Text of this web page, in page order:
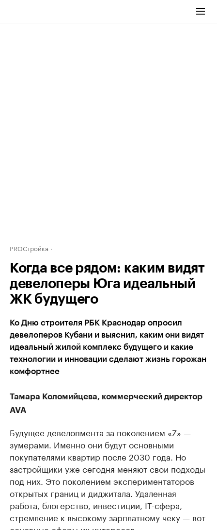
PROСтройка
Когда все рядом: каким видят
девелоперы Юга идеальный
ЖК будущего
Ко Дню строителя РБК Краснодар опросил
девелоперов Кубани и выяснил, каким они видят
идеальный жилой комплекс будущего и какие
технологии и инновации сделают жизнь горожан
комфортнее
Тамара Коломийцева, коммерческий директор
AVA
Будущее девелопмента за поколением «Z» —
зумерами. Именно они будут основными
покупателями квартир после 2030 года. Но
застройщики уже сегодня меняют свои подходы
под них. Это поколением экспериментаторов
открытых границ и диджитала. Удаленная
работа, блогерство, инвестиции, IT-сфера,
стремление к высокому зарплатному чеку — вот